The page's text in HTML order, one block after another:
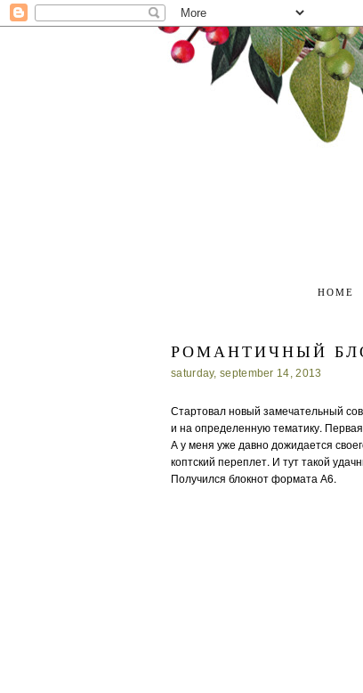
HOME
РОМАНТИЧНЫЙ
saturday, september 14, 2013
Стартовал новый замечательный
и на определенную тематику.
А у меня уже давно дожидается
коптский переплет. И тут такой
Получился блокнот формата А6.